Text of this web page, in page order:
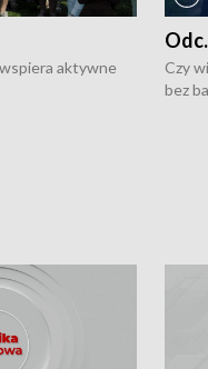
aktywne
Czy
bez